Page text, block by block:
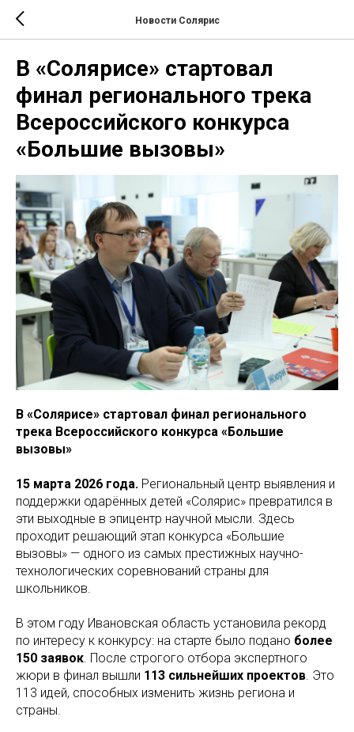
Новости Солярис
В «Солярисе» стартовал
финал регионального трека
Всероссийского конкурса
«Большие вызовы»
В «Солярисе» стартовал финал регионального
трека Всероссийского конкурса «Большие
вызовы»
15 марта 2026 года. Региональный центр выявления и
поддержки одарённых детей «Солярис» превратился в
эти выходные в эпицентр научной мысли. Здесь
проходит решающий этап конкурса «Большие
вызовы» — одного из самых престижных научно-
технологических соревнований страны для
школьников.
В этом году Ивановская область установила рекорд
по интересу к конкурсу: на старте было подано более
150 заявок . После строгого отбора экспертного
жюри в финал вышли 113 сильнейших проектов . Это
113 идей, способных изменить жизнь региона и
страны.